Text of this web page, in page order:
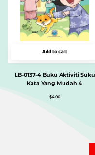
Add to cart
LB-0137-4 Buku Aktiviti Suku
Kata Yang Mudah 4
$4.00